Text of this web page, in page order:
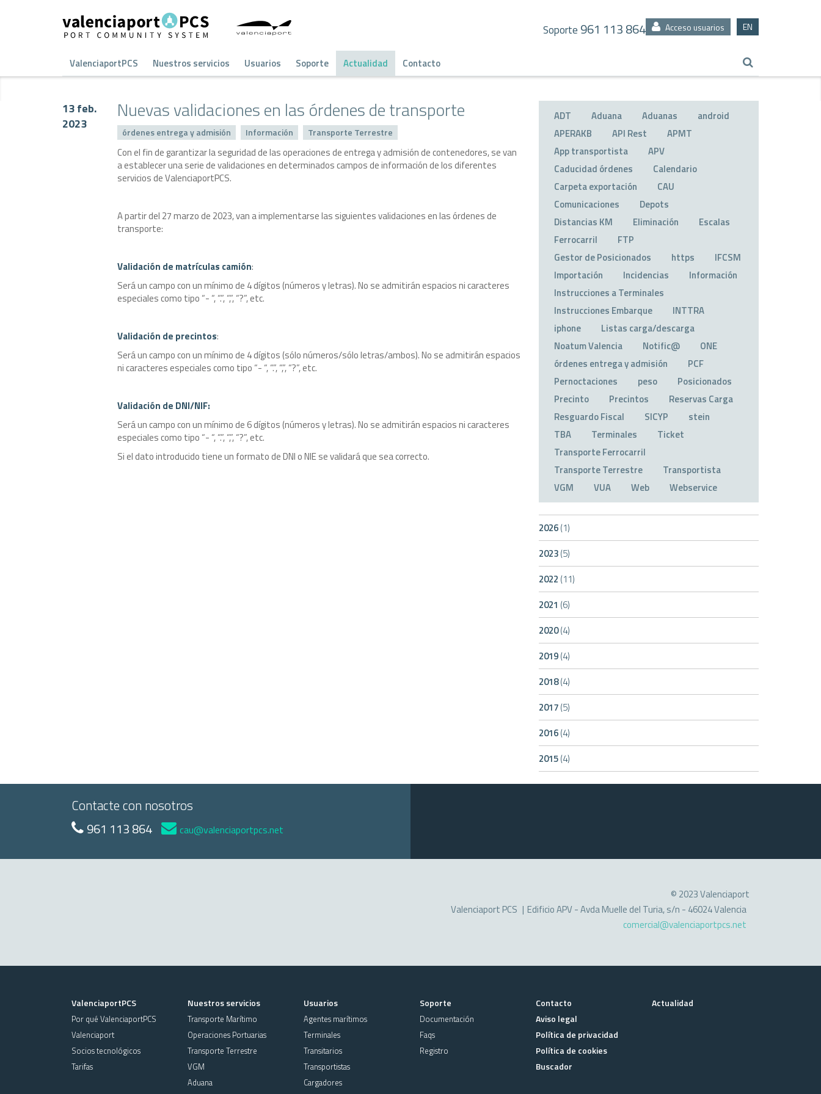
Soporte 961 113 864 Acceso usuarios EN
ValenciaportPCS Nuestros servicios Usuarios Soporte Actualidad Contacto
13 feb.
2023
Nuevas validaciones en las órdenes de transporte
órdenes entrega y admisión Información Transporte Terrestre
Con el fin de garantizar la seguridad de las operaciones de entrega y admisión de contenedores, se van
a establecer una serie de validaciones en determinados campos de información de los diferentes
servicios de ValenciaportPCS.
A partir del 27 marzo de 2023, van a implementarse las siguientes validaciones en las órdenes de
transporte:
Validación de matrículas camión:
Será un campo con un mínimo de 4 dígitos (números y letras). No se admitirán espacios ni caracteres
especiales como tipo “- “, “.”, “,”, “?”, etc.
Validación de precintos:
Será un campo con un mínimo de 4 dígitos (sólo números/sólo letras/ambos). No se admitirán espacios
ni caracteres especiales como tipo “- “, “.”, “,”, “?”, etc.
Validación de DNI/NIF:
Será un campo con un mínimo de 6 dígitos (números y letras). No se admitirán espacios ni caracteres
especiales como tipo “- “, “.”, “,”, “?”, etc.
Si el dato introducido tiene un formato de DNI o NIE se validará que sea correcto.
ADT Aduana Aduanas
android
APERAKB
API Rest
APMT
App transportista
APV
Caducidad órdenes
Calendario
Carpeta exportación
CAU
Comunicaciones
Depots
Distancias KM
Eliminación
Escalas
Ferrocarril
FTP
Gestor de Posicionados
https
IFCSM
Importación
Incidencias
Información
Instrucciones a Terminales
Instrucciones Embarque
INTTRA
iphone
Listas carga/descarga
Noatum Valencia
Notific@
ONE
órdenes entrega y admisión
PCF
Pernoctaciones
peso
Posicionados
Precinto
Precintos
Reservas Carga
Resguardo Fiscal
SICYP
stein
TBA
Terminales
Ticket
Transporte Ferrocarril
Transporte Terrestre
Transportista
VGM
VUA Web Webservice
2026(1)
2023(5)
2022 (11)
2021 (6)
2020(4)
2019(4)
2018(4)
2017(5)
2016(4)
2015(4)
Contacte con nosotros
961 113 864 cau@valenciaportpcs.net
© 2023 Valenciaport
Valenciaport PCS
Edificio APV - Avda Muelle del Turia, s/n - 46024 Valencia
comercial@valenciaportpcs.net
ValenciaportPCS
Por qué ValenciaportPCS
Valenciaport
Socios tecnológicos
Tarifas
Nuestros servicios
Transporte Marítimo
Operaciones Portuarias
Transporte Terrestre
VGM
Aduana
Usuarios
Agentes marítimos
Terminales
Transitarios
Transportistas
Cargadores
Soporte
Documentación
Faqs
Registro
Contacto
Actualidad
Aviso legal
Política de privacidad
Política de cookies
Buscador